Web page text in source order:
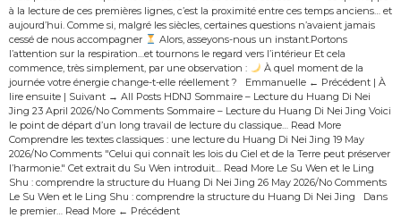
à la lecture de ces premières lignes, c’est la proximité entre ces temps anciens… et
aujourd’hui. Comme si, malgré les siècles, certaines questions n’avaient jamais
cessé de nous accompagner
Alors, asseyons-nous un instant.Portons
l’attention sur la respiration…et tournons le regard vers l’intérieur Et cela
commence, très simplement, par une observation :
À quel moment de la
journée votre énergie change-t-elle réellement ? Emmanuelle ← Précédent | À
lire ensuite | Suivant → All Posts HDNJ Sommaire – Lecture du Huang Di Nei
Jing 23 April 2026/No Comments Sommaire – Lecture du Huang Di Nei Jing Voici
le point de départ d’un long travail de lecture du classique… Read More
Comprendre les textes classiques : une lecture du Huang Di Nei Jing 19 May
2026/No Comments "Celui qui connaît les lois du Ciel et de la Terre peut préserver
l’harmonie." Cet extrait du Su Wen introduit… Read More Le Su Wen et le Ling
Shu : comprendre la structure du Huang Di Nei Jing 26 May 2026/No Comments
Le Su Wen et le Ling Shu : comprendre la structure du Huang Di Nei Jing Dans
le premier… Read More ← Précédent